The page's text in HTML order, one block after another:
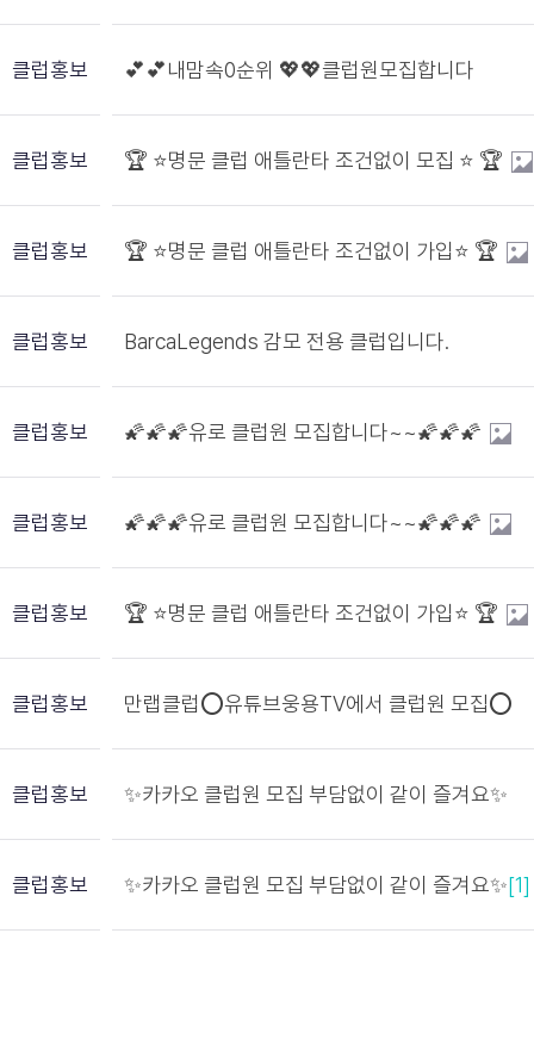
클럽홍보 💕💕내맘속0순위 💖💖클럽원모집합니다
클럽홍보 🏆 ⭐️명문 클럽 애틀란타 조건없이 모집 ⭐️ 🏆
클럽홍보 🏆 ⭐️명문 클럽 애틀란타 조건없이 가입⭐️ 🏆
클럽홍보 BarcaLegends 감모 전용 클럽입니다.
클럽홍보 🌠🌠🌠유로 클럽원 모집합니다~~🌠🌠🌠
클럽홍보 🌠🌠🌠유로 클럽원 모집합니다~~🌠🌠🌠
클럽홍보 🏆 ⭐️명문 클럽 애틀란타 조건없이 가입⭐️ 🏆
클럽홍보 만랩클럽⭕유튜브웅용TV에서 클럽원 모집⭕
클럽홍보 ✨카카오 클럽원 모집 부담없이 같이 즐겨요✨
클럽홍보 ✨카카오 클럽원 모집 부담없이 같이 즐겨요✨[1]